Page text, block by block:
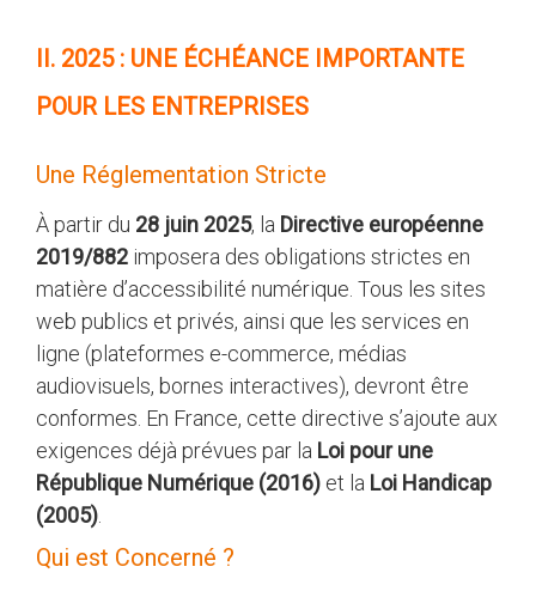
II. 2025 : UNE ÉCHÉANCE IMPORTANTE
POUR LES ENTREPRISES
Une Réglementation Stricte
À partir du 28 juin 2025, la Directive européenne
2019/882 imposera des obligations strictes en
matière d’accessibilité numérique. Tous les sites
web publics et privés, ainsi que les services en
ligne (plateformes e-commerce, médias
audiovisuels, bornes interactives), devront être
conformes. En France, cette directive s’ajoute aux
exigences déjà prévues par la Loi pour une
République Numérique (2016) et la Loi Handicap
(2005)
Qui est Concerné ?